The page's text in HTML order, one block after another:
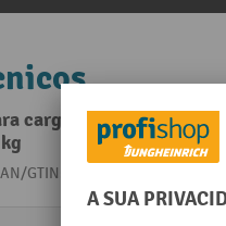
cargas pesadas em
GTIN:4021885081669